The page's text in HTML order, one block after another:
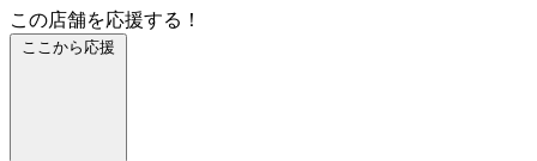
この店舗を応援する！
ここから応援